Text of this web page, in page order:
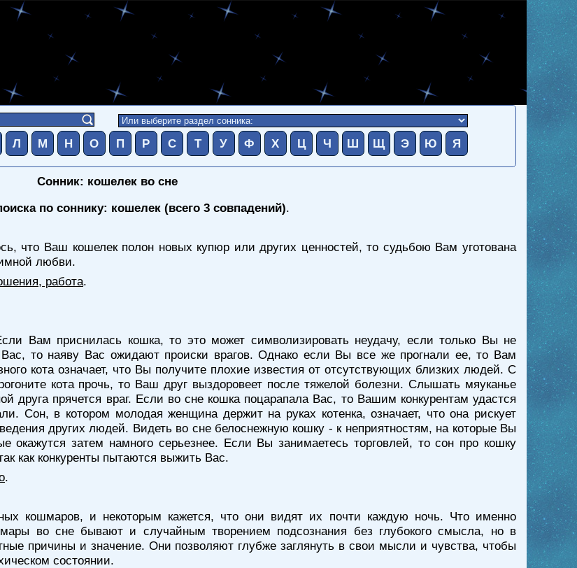
Л М Н О П Р С Т У Ф Х Ц Ч Ш Щ Э Ю Я
Сонник: кошелек во сне
по соннику: кошелек (всего 3 совпадений).
что Ваш кошелек полон новых купюр или других ценностей, то судьбою Вам уготована
любви.
работа.
Вам приснилась кошка, то это может символизировать неудачу, если только Вы не
то наяву Вас ожидают происки врагов. Однако если Вы все же прогнали ее, то Вам
кота означает, что Вы получите плохие известия от отсутствующих близких людей. С
кота прочь, то Ваш друг выздоровеет после тяжелой болезни. Слышать мяуканье
друга прячется враг. Если во сне кошка поцарапала Вас, то Вашим конкурентам удастся
Сон, в котором молодая женщина держит на руках котенка, означает, что она рискует
других людей. Видеть во сне белоснежную кошку - к неприятностям, на которые Вы
окажутся затем намного серьезнее. Если Вы занимаетесь торговлей, то сон про кошку
как конкуренты пытаются выжить Вас.
.
кошмаров, и некоторым кажется, что они видят их почти каждую ночь. Что именно
во сне бывают и случайным творением подсознания без глубокого смысла, но в
причины и значение. Они позволяют глубже заглянуть в свои мысли и чувства, чтобы
состоянии.